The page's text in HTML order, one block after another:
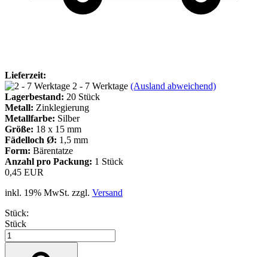
Lieferzeit:
2 - 7 Werktage (Ausland abweichend)
Lagerbestand: 20 Stück
Metall: Zinklegierung
Metallfarbe: Silber
Größe: 18 x 15 mm
Fädelloch Ø: 1,5 mm
Form: Bärentatze
Anzahl pro Packung: 1 Stück
0,45 EUR
inkl. 19% MwSt. zzgl. Versand
Stück:
Stück